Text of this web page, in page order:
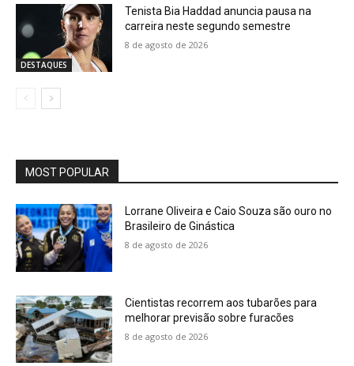
DESTAQUES
Tenista Bia Haddad anuncia pausa na
carreira neste segundo semestre
8 de agosto de 2026
MOST POPULAR
Lorrane Oliveira e Caio Souza são ouro no
Brasileiro de Ginástica
8 de agosto de 2026
Cientistas recorrem aos tubarões para
melhorar previsão sobre furacões
8 de agosto de 2026